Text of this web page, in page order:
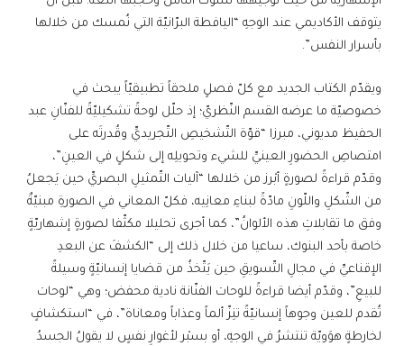
يتوقف الأكاديمي عند الوجهِ “اليافطة البرّانيّة التي نُمسك من خلالها
بأسرار النفس”.
ويقدّم الكتاب الجديد مع كلّ فصلٍ ملحقاً تطبيقيّاً يبحث في
خصوصيّة ما عرضه القسم النّظريّ؛ إذ حلّل لوحةً تشكيليّةً للفنّانِ عبد
الحفيظ مديوني، مبرزا “قوّة التّشخيصِ التّجريديِّ وقُدرتَه على
امتصاصِ الحضورِ العينيِّ للشيء وتحويلِه إلى شكلٍ في العينِ”،
وقدّم قراءةً لصورةٍ أبْرز من خلالها “آليات التّمثيلِ البصريِّ حين يَجعلُ
من الشّكلِ واللّونِ مادّةً لبناءِ معانِيه، فكلّ المعاني في الصورةِ مبنيّةٌ
وفق ما تقابلاتِ هذه الألوانُ”، كما أجرى تحليلا مكثّفا لصورةٍ إشهاريّةٍ
خاصة بأحد البنوك، ساعيا من خلال ذلك إلى “الكشفَ عن البعدِ
الإقناعيِّ في مجالِ التّسويقِ حين يَتّخذُ من قضايا إنسانيّةٍ وسيلةً
للبيعِ”، وقدّم أيضا قراءةً للوحات الفنّانة نادية محفض؛ وهي “لوحات
تُقدم للعين وجوهاً إنسانيّةً تنِزّ ألماً وعذاباً ومعاناة”، في “استكشافٍ
لخارطةٍ هوَويّة تنتشرُ في الوجهِ، أو بسبْر لأغوارِ نفسٍ لا يقولُ الجسدُ